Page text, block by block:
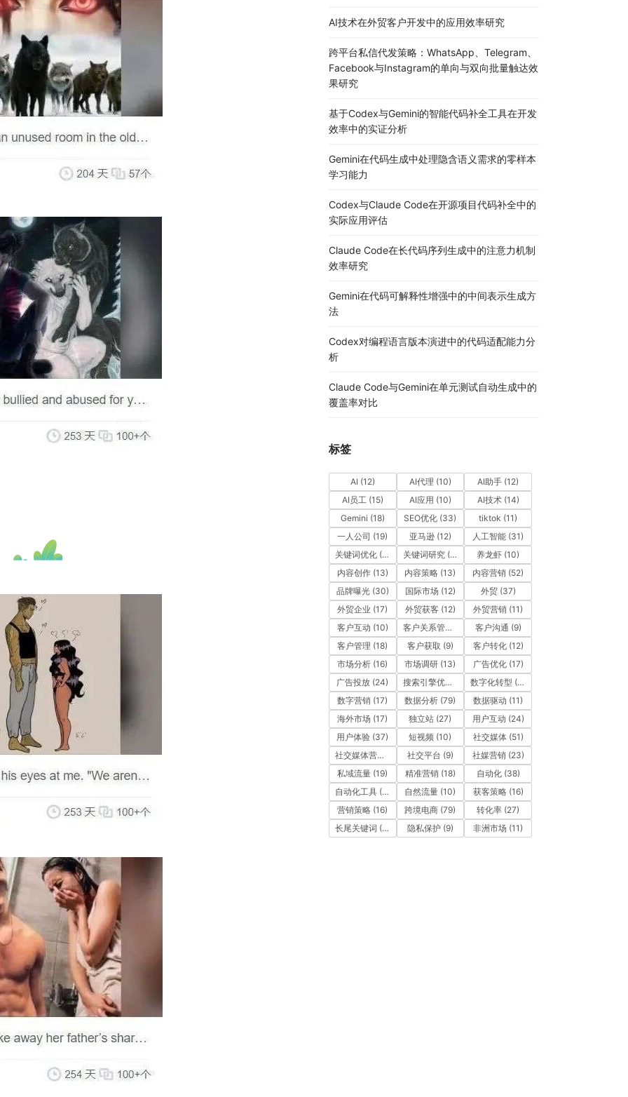
AI技术在外贸客户开发中的应用效率研究
跨平台私信代发策略：WhatsApp、Telegram、
Facebook与Instagram的单向与双向批量触达效
果研究
基于Codex与Gemini的智能代码补全工具在开发
效率中的实证分析
Gemini在代码生成中处理隐含语义需求的零样本
学习能力
Codex与Claude Code在开源项目代码补全中的
实际应用评估
Claude Code在长代码序列生成中的注意力机制
效率研究
Gemini在代码可解释性增强中的中间表示生成方
法
Codex对编程语言版本演进中的代码适配能力分
析
Claude Code与Gemini在单元测试自动生成中的
覆盖率对比
标签
AI (12) AI代理 (10) AI助手 (12)
AI员工(15) AI应用 (10) AI技术(14)
Gemini (18) SEO优化 (33) tiktok (11)
一人公司 (19) 亚马逊(12) 人工智能 (31)
关键词优化 (10) 关键词研究(12) 养龙虾 (10)
内容创作(13) 内容策略 (13) 内容营销 (52)
品牌曝光(30) 国际市场 (12) 外贸(37)
外贸企业 (17) 外贸获客(12) 外贸营销 (11)
客户互动 (10) 客户关系管理 客户沟通 (9)
客户管理 (18) 客户获取 (9) 客户转化(12)
市场分析 (16) 市场调研 (13) 广告优化(17)
广告投放 (24) 搜索引擎优化 (41)数字化转型 (19)
数字营销 (17) 数据分析 (79) 数据驱动 (11)
海外市场 (17) 独立站 (27) 用户互动 (24)
用户体验 (37) 短视频 (10) 社交媒体(51)
社交媒体营销
社交平台 (9) 社媒营销(23)
私域流量 (19) 精准营销(18) 自动化(38)
自动化工具 (11) 自然流量 (10) 获客策略(16)
营销策略 (16) 跨境电商 (79) 转化率 (27)
长尾关键词 (12) 隐私保护(9) 非洲市场 (11)